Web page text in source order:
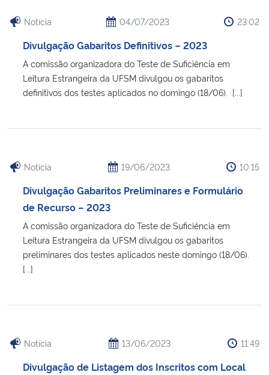
Notícia 04/07/2023 23:02
Divulgação Gabaritos Definitivos – 2023
A comissão organizadora do Teste de Suficiência em
Leitura Estrangeira da UFSM divulgou os gabaritos
definitivos dos testes aplicados no domingo (18/06). [...]
Notícia 19/06/2023 10:15
Divulgação Gabaritos Preliminares e Formulário
de Recurso – 2023
A comissão organizadora do Teste de Suficiência em
Leitura Estrangeira da UFSM divulgou os gabaritos
preliminares dos testes aplicados neste domingo (18/06).
[...]
Notícia 13/06/2023 11:49
Divulgação de Listagem dos Inscritos com Local